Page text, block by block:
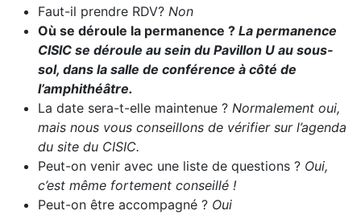
Faut-il prendre RDV? Non
Où se déroule la permanence ? La permanence
CISIC se déroule au sein du Pavillon U au sous-
sol, dans la salle de conférence à côté de
l’amphithéâtre.
La date sera-t-elle maintenue ? Normalement oui,
mais nous vous conseillons de vérifier sur l’agenda
du site du CISIC.
Peut-on venir avec une liste de questions ? Oui,
c’est même fortement conseillé !
Peut-on être accompagné ? Oui